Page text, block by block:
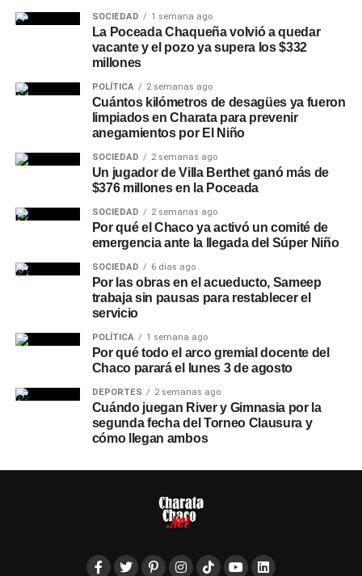
SOCIEDAD 1 semana ago
La Poceada Chaqueña volvió a quedar
vacante y el pozo ya supera los $332
millones
POLÍTICA 2 semanas ago
Cuántos kilómetros de desagües ya fueron
limpiados en Charata para prevenir
anegamientos por El Niño
SOCIEDAD 2 semanas ago
Un jugador de Villa Berthet ganó más de
$376 millones en la Poceada
SOCIEDAD 2 semanas ago
Por qué el Chaco ya activó un comité de
emergencia ante la llegada del Súper Niño
SOCIEDAD 6 días ago
Por las obras en el acueducto, Sameep
trabaja sin pausas para restablecer el
servicio
POLÍTICA 1 semana ago
Por qué todo el arco gremial docente del
Chaco parará el lunes 3 de agosto
DEPORTES 2 semanas ago
Cuándo juegan River y Gimnasia por la
segunda fecha del Torneo Clausura y
cómo llegan ambos